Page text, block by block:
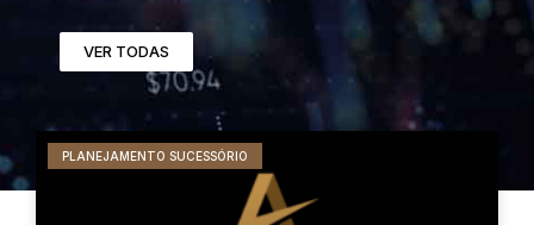
VER TODAS
PLANEJAMENTO SUCESSÓRIO